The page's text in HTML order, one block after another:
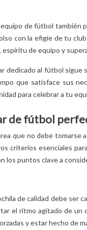
peluches Les
gustan...
de fútbol también
con la efigie de tu
de equipo y
dedicado al fútbol
que satisface sus
para celebrar a tu
de fútbol
que no debe tomarse
criterios esenciales
los puntos clave a
de calidad debe ser
el ritmo agitado de un
y estar hecho de